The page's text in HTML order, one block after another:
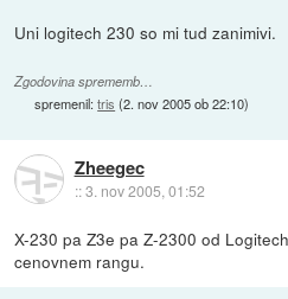
Uni logitech 230 so mi tud zanimivi.
Zgodovina sprememb…
spremenil:tris (2. nov 2005 ob 22:10)
Zheegec
::3. nov 2005, 01:52
X-230 pa Z3e pa Z-2300 od
cenovnem rangu.